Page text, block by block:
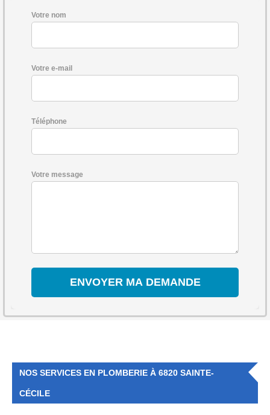
Votre nom
Votre e-mail
Téléphone
Votre message
NOS SERVICES EN PLOMBERIE À 6820 SAINTE-
CÉCILE